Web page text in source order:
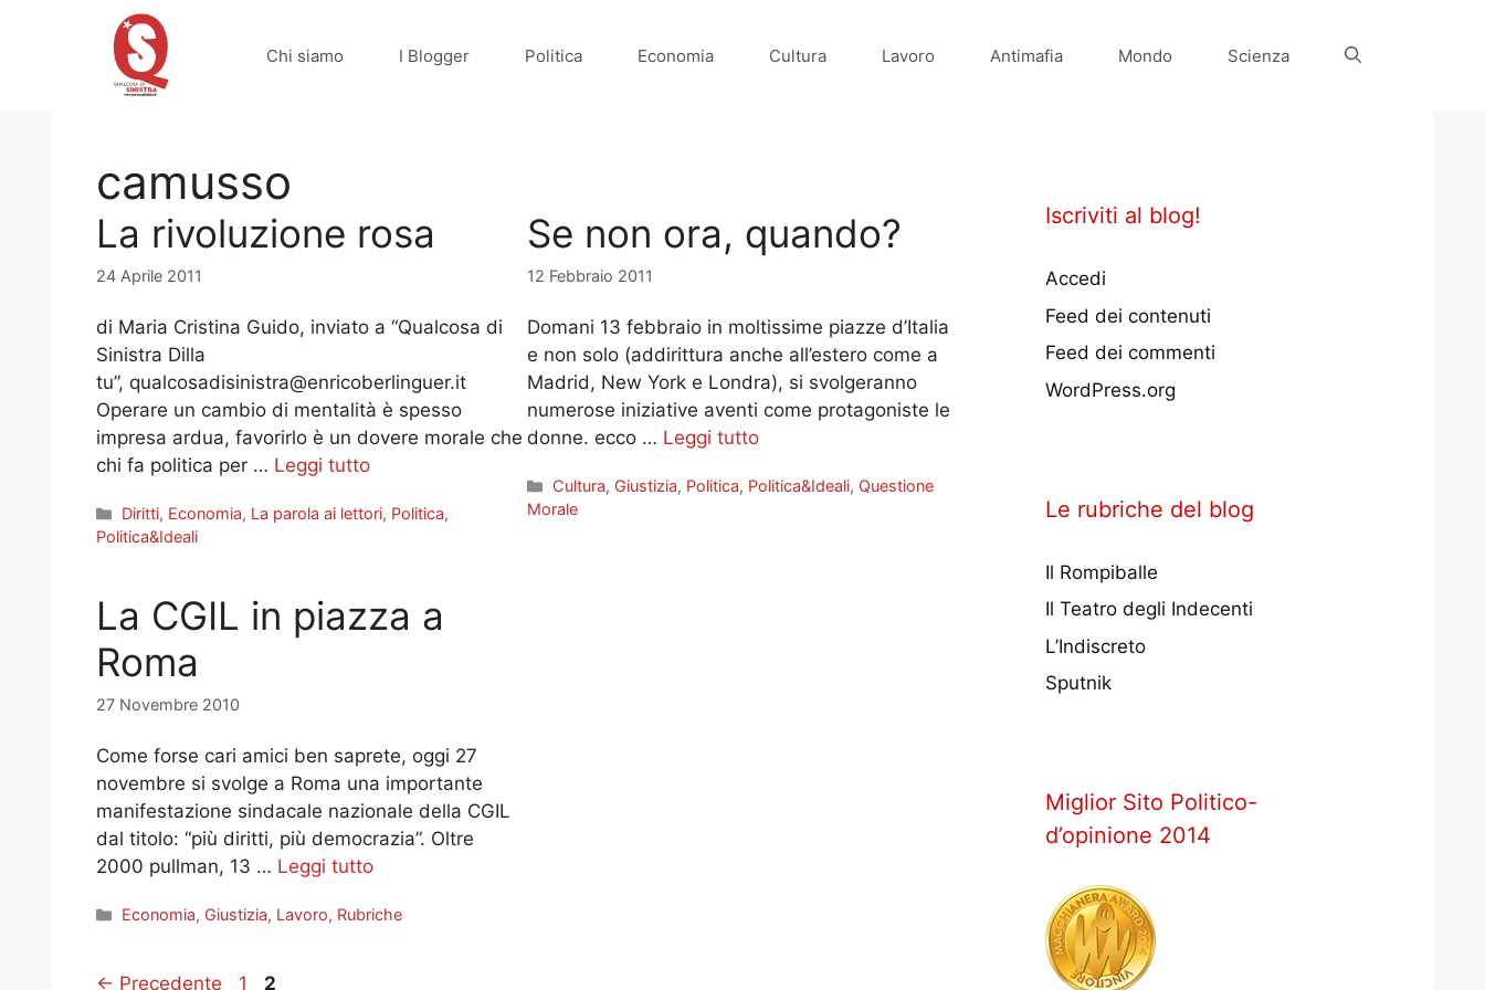
Chi siamo I Blogger Politica Economia Cultura Lavoro Antimafia Mondo Scienza
camusso
La rivoluzione rosa
24 Aprile 2011
di Maria Cristina Guido, inviato a “Qualcosa di
Sinistra Dilla
tu”, qualcosadisinistra@enricoberlinguer.it
Operare un cambio di mentalità è spesso
impresa ardua, favorirlo è un dovere morale che
chi fa politica per … Leggi tutto
Categorie
Diritti, Economia, La parola ai lettori, Politica,
Politica&Ideali
Se non ora, quando?
12 Febbraio 2011
Domani 13 febbraio in moltissime piazze d’Italia
e non solo (addirittura anche all’estero come a
Madrid, New York e Londra), si svolgeranno
numerose iniziative aventi come protagoniste le
donne. ecco … Leggi tutto
Categorie
Cultura, Giustizia, Politica, Politica&Ideali, Questione
Morale
La CGIL in piazza a
Roma
27 Novembre 2010
Come forse cari amici ben saprete, oggi 27
novembre si svolge a Roma una importante
manifestazione sindacale nazionale della CGIL
dal titolo: “più diritti, più democrazia”. Oltre
2000 pullman, 13 … Leggi tutto
Categorie
Economia, Giustizia, Lavoro, Rubriche
← Precedente Pagina
1 Pagina
2
Iscriviti al blog!
Accedi
Feed dei contenuti
Feed dei commenti
WordPress.org
Le rubriche del blog
Il Rompiballe
Il Teatro degli Indecenti
L’Indiscreto
Sputnik
Miglior Sito Politico-
d’opinione 2014